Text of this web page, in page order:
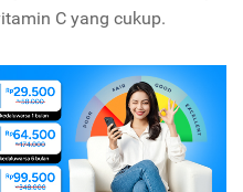
C yang cukup.